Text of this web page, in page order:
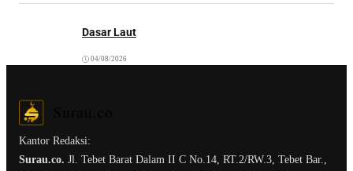
Dasar Laut
04/08/2026
Kantor Redaksi:
Surau.co. Jl. Tebet Barat Dalam II C No.14, RT.2/RW.3, Tebet Bar.,